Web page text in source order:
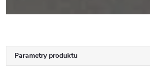
Parametry produktu